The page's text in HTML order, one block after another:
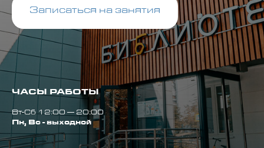
Записаться на занятия
ЧАСЫ РАБОТЫ
Вт-Сб 12:00 — 20:00
Пн, Вс - выходной